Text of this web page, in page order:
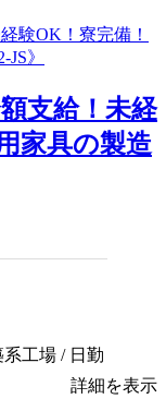
支給！未経
家具の製造
工場 / 日勤
詳細を表示